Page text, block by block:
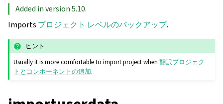
Added in version 5.10.
Imports プロジェクト レベルのバックアップ.
ヒント
Usually it is more comfortable to import project when翻訳プロジェク
トとコンポーネントの追加.